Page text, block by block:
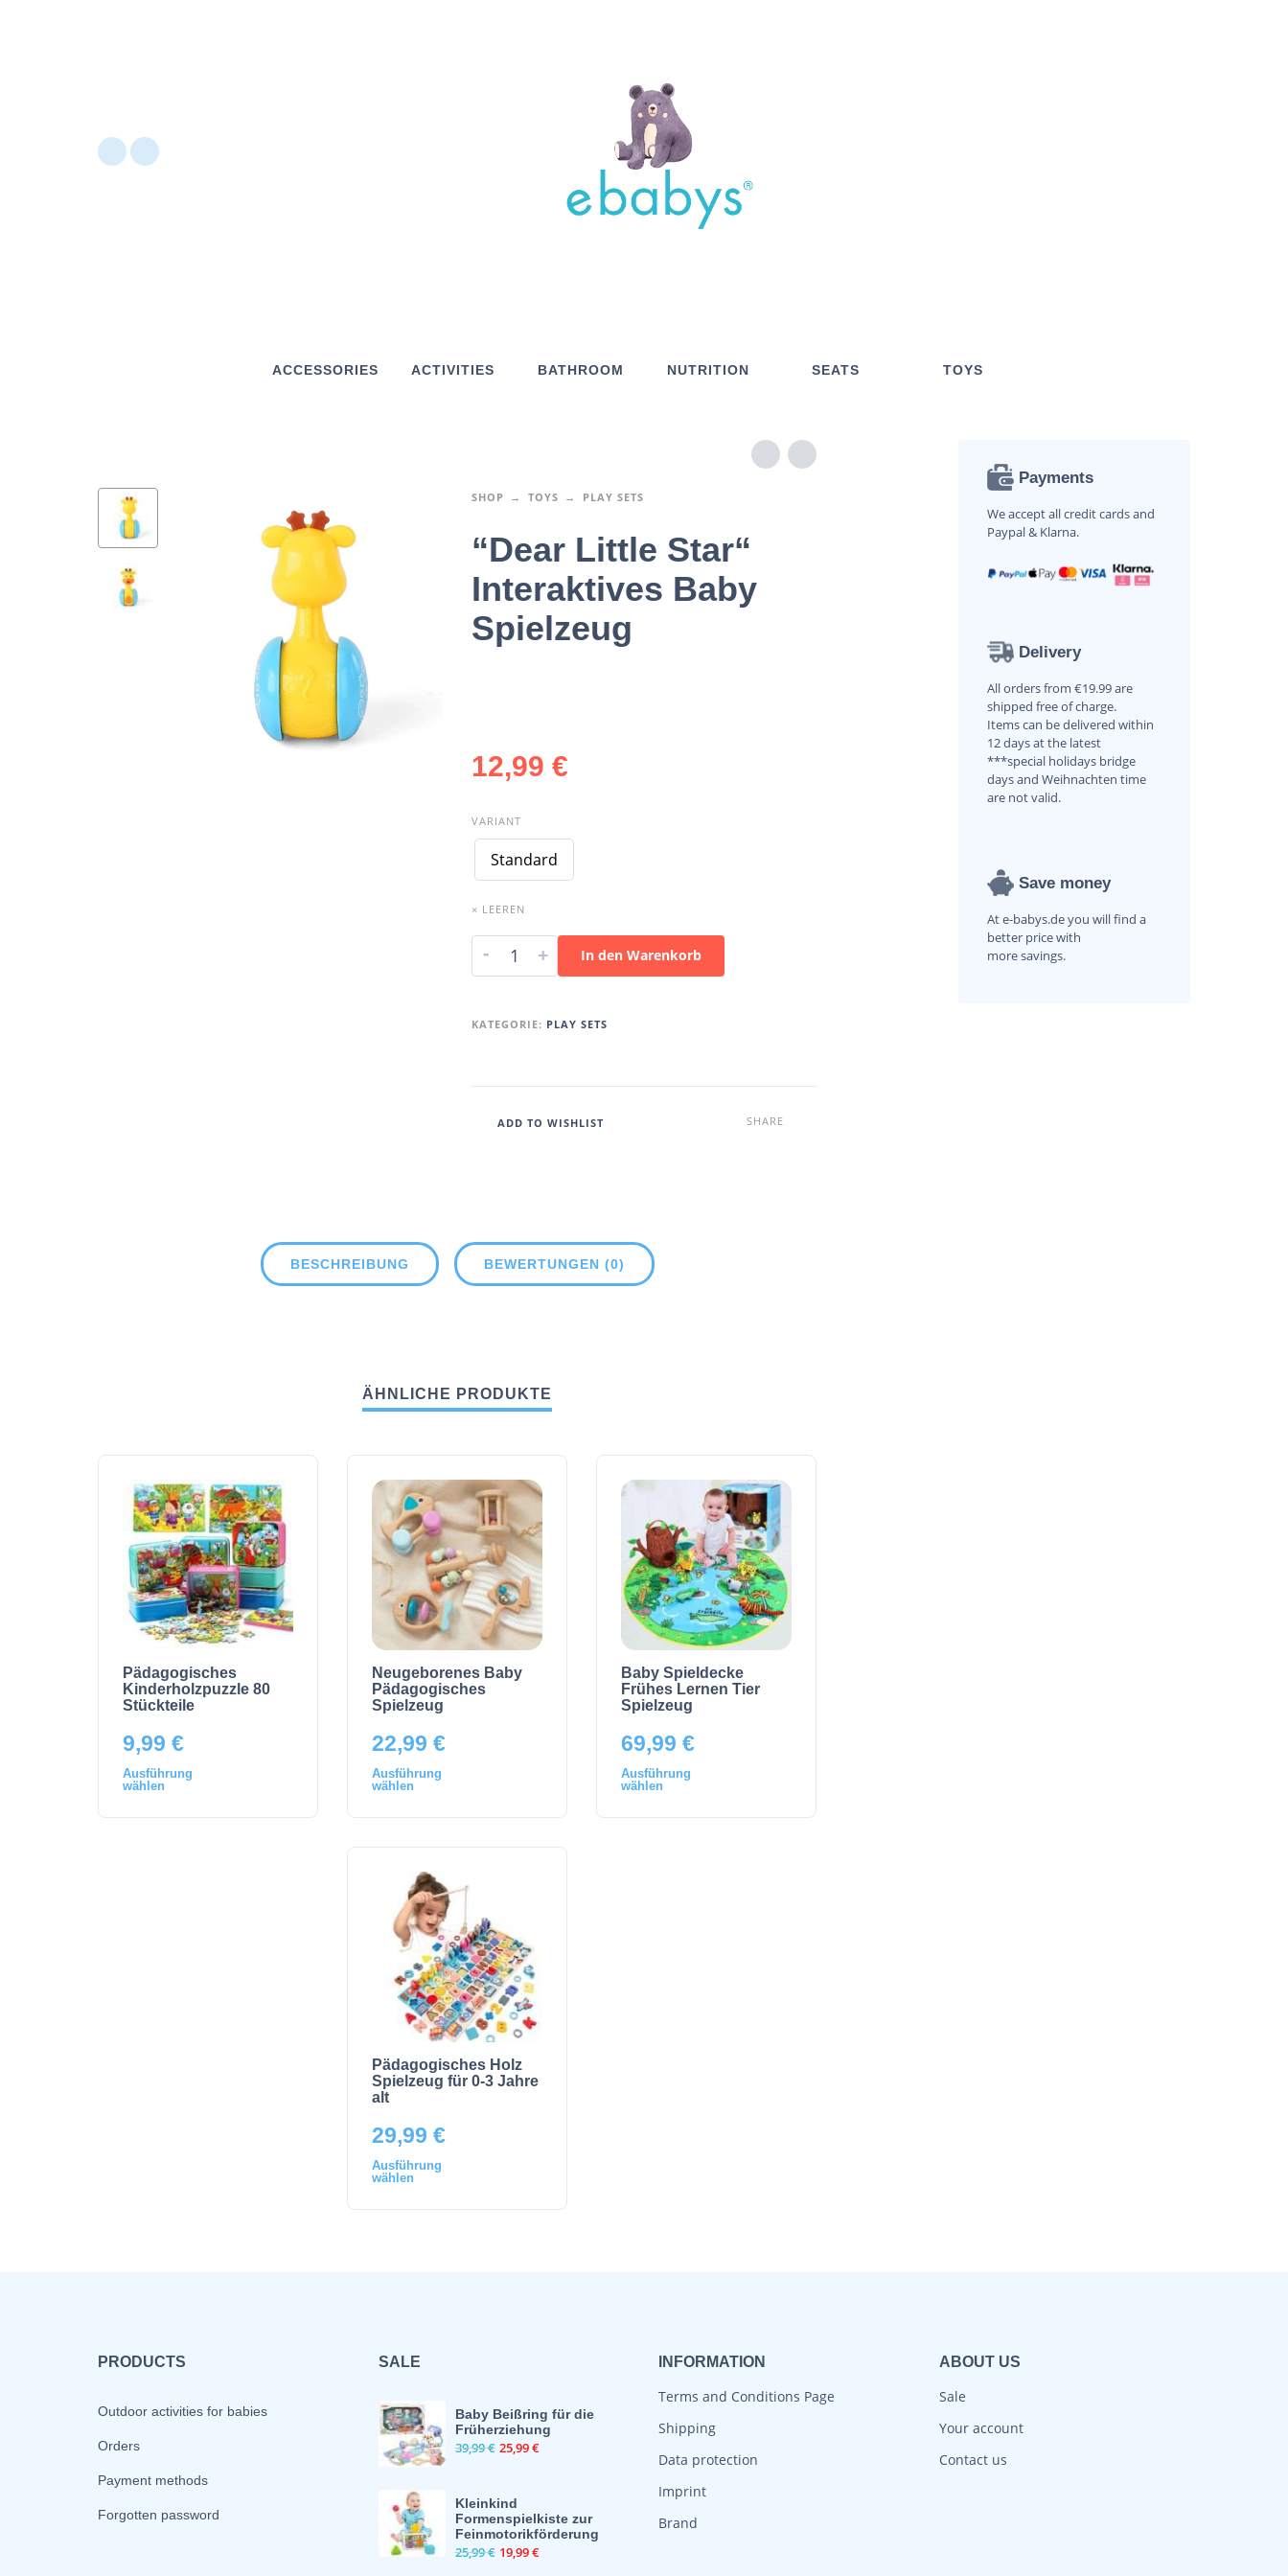
ACCESSORIES ACTIVITIES BATHROOM NUTRITION SEATS TOYS
SHOP TOYS PLAY SETS
“Dear Little Star“
Interaktives Baby
Spielzeug
12,99 €
VARIANT
Standard
× LEEREN
- + In den Warenkorb
KATEGORIE: PLAY SETS
ADD TO WISHLIST SHARE
BESCHREIBUNG BEWERTUNGEN (0)
ÄHNLICHE PRODUKTE
Pädagogisches
Kinderholzpuzzle 80
Stückteile
9,99€
Ausführung
wählen
Neugeborenes Baby
Pädagogisches
Spielzeug
22,99 €
Ausführung
wählen
Baby Spieldecke
Frühes Lernen Tier
Spielzeug
69,99 €
Ausführung
wählen
Pädagogisches Holz
Spielzeug für 0-3 Jahre
alt
29,99 €
Ausführung
wählen
Payments
We accept all credit cards and
Paypal & Klarna.
Delivery
All orders from €19.99 are
shipped free of charge.
Items can be delivered within
12 days at the latest
***special holidays bridge
days and Weihnachten time
are not valid.
Save money
At e-babys.de you will find a
better price with
more savings.
PRODUCTS
Outdoor activities for babies
Orders
Payment methods
Forgotten password
SALE
Baby Beißring für die
Früherziehung
39,99€ 25,99€
Kleinkind
Formenspielkiste zur
Feinmotorikförderung
25,99€ 19,99€
INFORMATION
Terms and Conditions Page
Shipping
Data protection
Imprint
Brand
ABOUT US
Sale
Your account
Contact us